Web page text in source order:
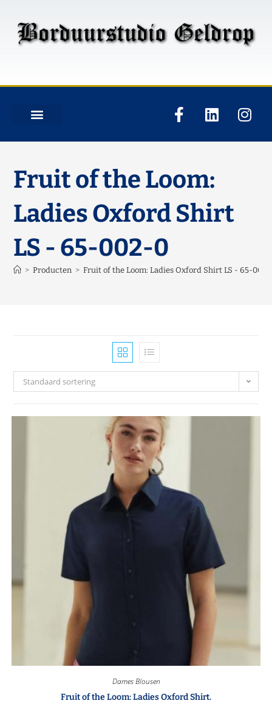
Fruit of the Loom:
Ladies Oxford Shirt
LS - 65-002-0
> Producten > Fruit of the Loom: Ladies Oxford Shirt LS - 65-002-
Standaard sortering
Dames Blousen
Fruit of the Loom: Ladies Oxford Shirt.